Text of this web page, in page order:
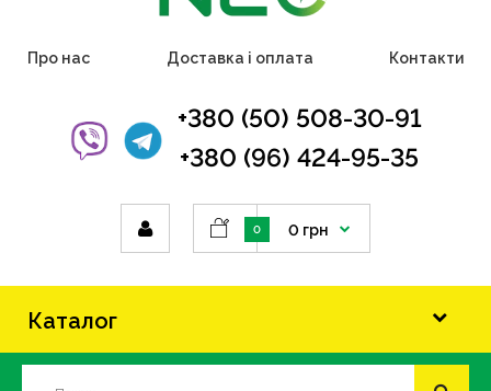
Про нас Доставка і оплата Контакти
+380 (50) 508-30-91
+380 (96) 424-95-35
0 0 грн
Каталог